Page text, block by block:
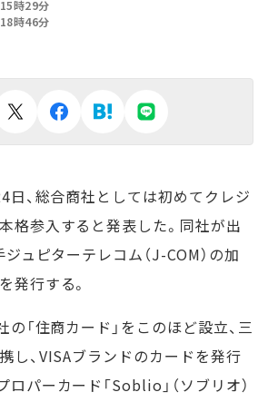
時29分
時46分
、総合商社としては初めてクレジ
格参入すると発表した。同社が出
ュピターテレコム（J-COM）の加
発行する。
「住商カード」をこのほど設立、三
し、VISAブランドのカードを発行
パーカード「Soblio」（ソブリオ）